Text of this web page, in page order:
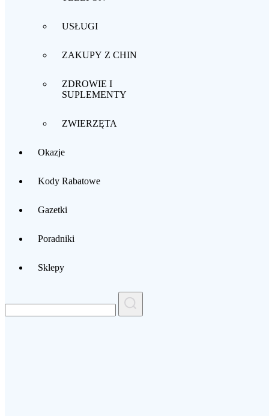
USŁUGI
ZAKUPY Z CHIN
ZDROWIE I
SUPLEMENTY
ZWIERZĘTA
Okazje
Kody Rabatowe
Gazetki
Poradniki
Sklepy